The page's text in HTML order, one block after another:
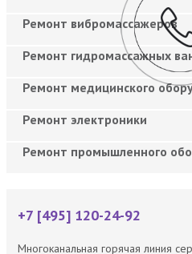
Ремонт вибромассажеров
Ремонт гидромассажных
Ремонт медицинского
Ремонт электроники
Ремонт промышленного
+7 [495] 120-24-92
Многоканальная горячая линия